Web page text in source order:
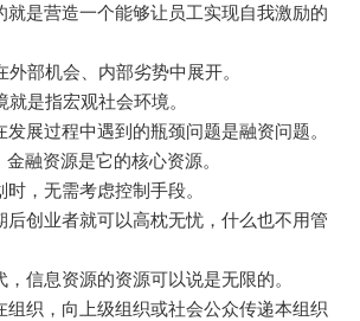
就是营造一个能够让员工实现自我激励的
部机会、内部劣势中展开。
是指宏观社会环境。
展过程中遇到的瓶颈问题是融资问题。
融资源是它的核心资源。
，无需考虑控制手段。
后创业者就可以高枕无忧，什么也不用管
信息资源的资源可以说是无限的。
组织，向上级组织或社会公众传递本组织